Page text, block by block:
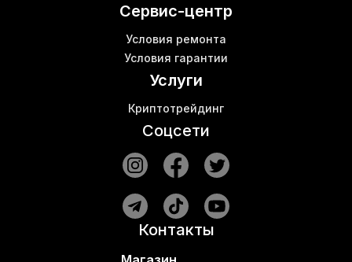
Сервис-центр
Условия ремонта
Условия гарантии
Услуги
Криптотрейдинг
Соцсети
Контакты